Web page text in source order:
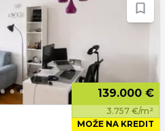
139.000 €
3.757 €/m²
MOŽE NA KREDIT